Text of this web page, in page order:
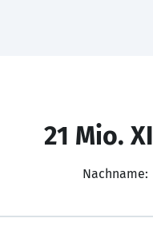
21 Mio.
Nachname: